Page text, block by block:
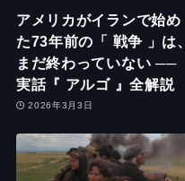
アメリカがイランで始め
た73年前の「 戦争 」は、
まだ終わっていない ──
実話『 アルゴ 』全解説
2026年3月3日